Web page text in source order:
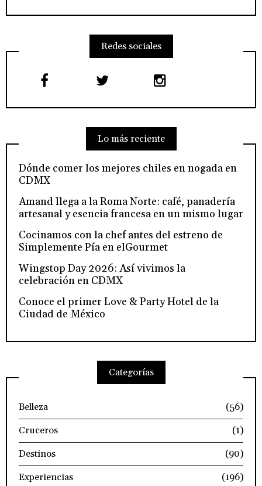
Redes sociales
Lo más reciente
Dónde comer los mejores chiles en nogada en
CDMX
Amand llega a la Roma Norte: café, panadería
artesanal y esencia francesa en un mismo lugar
Cocinamos con la chef antes del estreno de
Simplemente Pía en elGourmet
Wingstop Day 2026: Así vivimos la
celebración en CDMX
Conoce el primer Love & Party Hotel de la
Ciudad de México
Categorías
Belleza
(56)
Cruceros
(1)
Destinos
(90)
Experiencias
(196)